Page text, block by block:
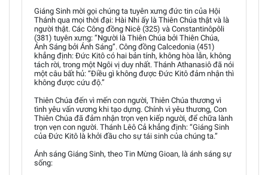
Giáng Sinh mời gọi chúng ta tuyên xưng đức tin của Hội
Thánh qua mọi thời đại: Hài Nhi ấy là Thiên Chúa thật và là
người thật. Các Công đồng Nicê (325) và Constantinôpôli
(381) tuyên xưng: “Người là Thiên Chúa bởi Thiên Chúa,
Ánh Sáng bởi Ánh Sáng”. Công đồng Calcedonia (451)
khẳng định: Đức Kitô có hai bản tính, không hòa lẫn, không
tách rời, trong một Ngôi vị duy nhất. Thánh Athanasiô đã nói
một câu bất hủ: “Điều gì không được Đức Kitô đảm nhận thì
không được cứu độ.”
Thiên Chúa đến vì mến con người, Thiên Chúa thương vì
tình yêu vấn vương khi tạo dựng. Chính vì yêu thương, Con
Thiên Chúa đã đảm nhận trọn vẹn kiếp người, để chữa lành
trọn vẹn con người. Thánh Lêô Cả khẳng định: “Giáng Sinh
của Đức Kitô là khởi đầu cho sự tái sinh của chúng ta.”
Ánh sáng Giáng Sinh, theo Tin Mừng Gioan, là ánh sáng sự
sống: